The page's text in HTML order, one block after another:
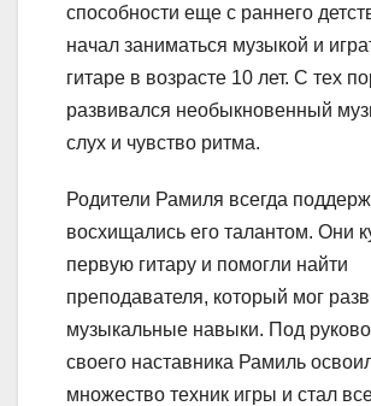
способности еще с раннего
начал заниматься музыкой и
гитаре в возрасте 10 лет. С тех
развивался необыкновенный
слух и чувство ритма.
Родители Рамиля всегда
восхищались его талантом. Они
первую гитару и помогли найти
преподавателя, который мог
музыкальные навыки. Под
своего наставника Рамиль
множество техник игры и стал